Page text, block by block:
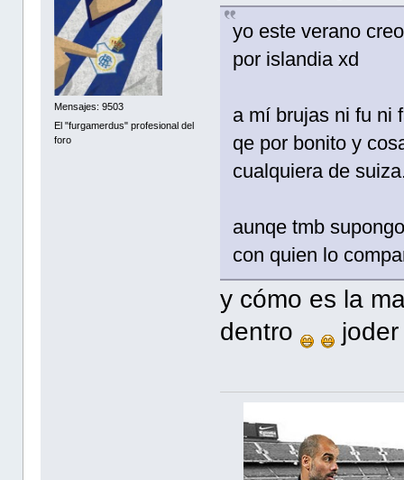
Mensajes: 9503
El "furgamerdus" profesional del
foro
yo este verano
por islandia xd
a mí brujas ni fu ni
qe por bonito y
cualquiera de
aunqe tmb
con quien lo
y cómo es la
dentro